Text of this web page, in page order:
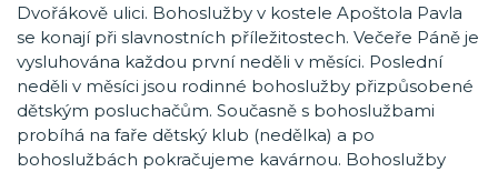
Dvořákově ulici. Bohoslužby v kostele Apoštola Pavla
se konají při slavnostních příležitostech. Večeře Páně je
vysluhována každou první neděli v měsíci. Poslední
neděli v měsíci jsou rodinné bohoslužby přizpůsobené
dětským posluchačům. Současně s bohoslužbami
probíhá na faře dětský klub (nedělka) a po
bohoslužbách pokračujeme kavárnou. Bohoslužby